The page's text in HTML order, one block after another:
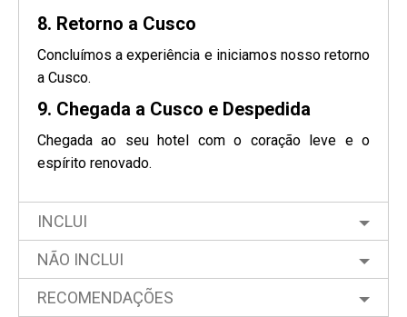
8. Retorno a Cusco
Concluímos a experiência e iniciamos nosso retorno
a Cusco.
9. Chegada a Cusco e Despedida
Chegada ao seu hotel com o coração leve e o
espírito renovado.
INCLUI
NÃO INCLUI
RECOMENDAÇÕES